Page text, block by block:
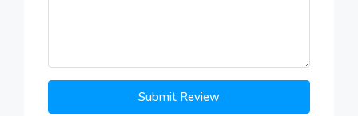
Submit Review